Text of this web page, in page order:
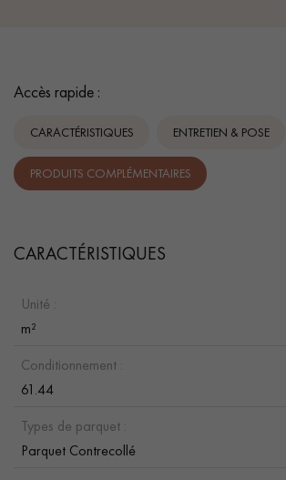
Accès rapide :
CARACTÉRISTIQUES ENTRETIEN & POSE
PRODUITS COMPLÉMENTAIRES
CARACTÉRISTIQUES
Unité :
m²
Conditionnement :
61.44
Types de parquet :
Parquet Contrecollé